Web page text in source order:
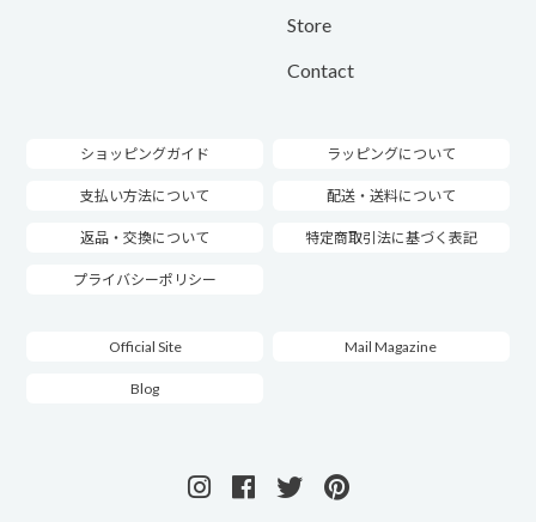
Store
Contact
ショッピングガイド ラッピングについて
支払い方法について 配送・送料について
返品・交換について 特定商取引法に基づく表記
プライバシーポリシー
Official Site Mail Magazine
Blog